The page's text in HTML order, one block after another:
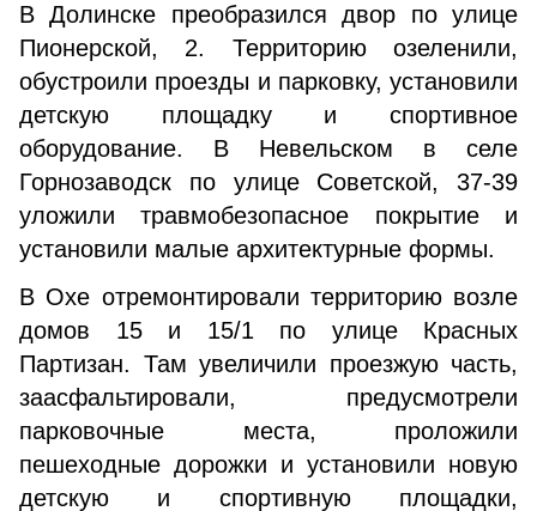
В Долинске преобразился двор по улице
Пионерской, 2. Территорию озеленили,
обустроили проезды и парковку, установили
детскую площадку и спортивное
оборудование. В Невельском в селе
Горнозаводск по улице Советской, 37-39
уложили травмобезопасное покрытие и
установили малые архитектурные формы.
В Охе отремонтировали территорию возле
домов 15 и 15/1 по улице Красных
Партизан. Там увеличили проезжую часть,
заасфальтировали, предусмотрели
парковочные места, проложили
пешеходные дорожки и установили новую
детскую и спортивную площадки,